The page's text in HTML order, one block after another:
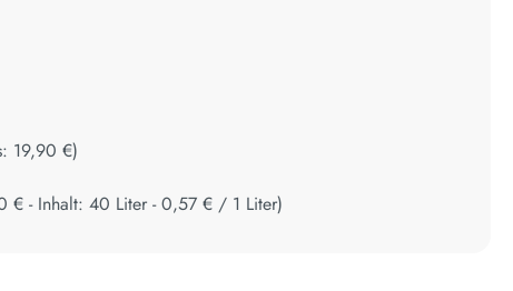
19,90 €)
€ - Inhalt: 40 Liter -0,57 € / 1 Liter)